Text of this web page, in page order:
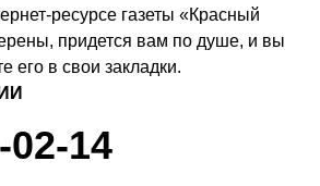
ресурсе газеты «Красный
придется вам по душе, и вы
его в свои закладки.
02-14